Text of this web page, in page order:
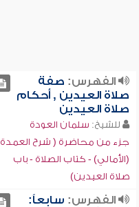
الفهرس: صفة
صلاة العيدين , أحكام
صلاة العيدين
للشيخ: سلمان العودة
جزء من محاضرة ( شرح العمدة
(الأمالي) - كتاب الصلاة - باب
صلاة العيدين)
الفهرس: سابعاً: